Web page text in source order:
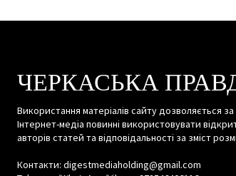
ЧЕРКАСЬКА
Використання матеріалів сайту дозволяється
Інтернет-медіа повинні використовувати
авторів статей та відповідальності за зміст
Контакти: digestmediaholding@gmail.com